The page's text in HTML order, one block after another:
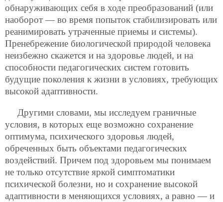
обнаруживающих себя в ходе преобразований (или
наоборот — во время попыток стабилизировать или
реанимировать утраченные приемы и системы).
Пренебрежение биологической природой человека
неизбежно скажется и на здоровье людей, и на
способности педагогических систем готовить
будущие поколения к жизни в условиях, требующих
высокой адаптивности.
Другими словами, мы исследуем граничные
условия, в которых еще возможно сохранение
оптимума, психического здоровья людей,
обреченных быть объектами педагогических
воздействий. Причем под здоровьем мы понимаем
не только отсутствие яркой симптоматики
психической болезни, но и сохранение высокой
адаптивности в меняющихся условиях, а равно — и